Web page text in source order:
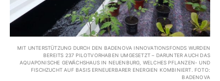
MIT UNTERSTÜTZUNG DURCH DEN BADENOVA INNOVATIONSFONDS WURDEN
BEREITS 237 PILOTVORHABEN UMGESETZT – DARUNTER AUCH DAS
AQUAPONISCHE GEWÄCHSHAUS IN NEUENBURG, WELCHES PFLANZEN- UND
FISCHZUCHT AUF BASIS ERNEUERBARER ENERGIEN KOMBINIERT. FOTO:
BADENOVA